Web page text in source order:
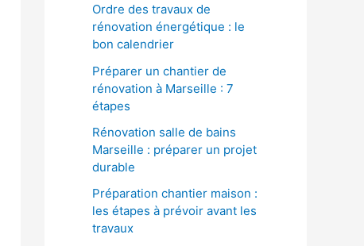
Ordre des travaux de
rénovation énergétique : le
bon calendrier
Préparer un chantier de
rénovation à Marseille : 7
étapes
Rénovation salle de bains
Marseille : préparer un projet
durable
Préparation chantier maison :
les étapes à prévoir avant les
travaux